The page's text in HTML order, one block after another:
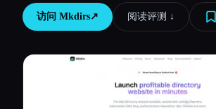
博客
比较工具
访问 Mkdirs↗︎ 阅读评测 ↓︎